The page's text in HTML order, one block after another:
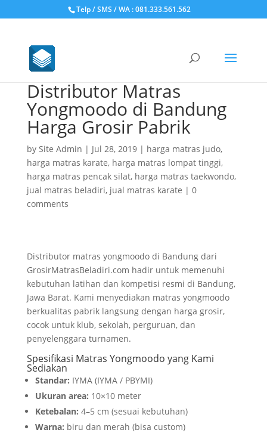
Telp / SMS / WA : 081.333.561.562
Distributor Matras
Yongmoodo di Bandung
Harga Grosir Pabrik
by Site Admin | Jul 28, 2019| harga matras judo,
harga matras karate, harga matras lompat tinggi,
harga matras pencak silat, harga matras taekwondo,
jual matras beladiri, jual matras karate | 0
comments
Distributor matras yongmoodo di Bandung dari
GrosirMatrasBeladiri.com hadir untuk memenuhi
kebutuhan latihan dan kompetisi resmi di Bandung,
Jawa Barat. Kami menyediakan matras yongmoodo
berkualitas pabrik langsung dengan harga grosir,
cocok untuk klub, sekolah, perguruan, dan
penyelenggara turnamen.
Spesifikasi Matras Yongmoodo yang Kami
Sediakan
Standar: IYMA (IYMA / PBYMI)
Ukuran area: 10×10 meter
Ketebalan: 4–5 cm (sesuai kebutuhan)
Warna: biru dan merah (bisa custom)